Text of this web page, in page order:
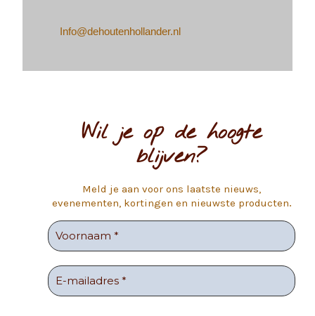
Info@dehoutenhollander.nl
Wil je op de hoogte
blijven?
Meld je aan voor ons laatste nieuws,
evenementen, kortingen en nieuwste producten.